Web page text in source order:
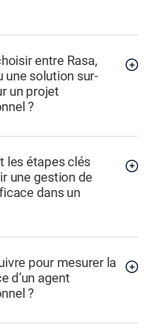
entre Rasa,
une solution sur-
un projet
?
les étapes clés
une gestion de
dans un
pour mesurer la
d’un agent
?